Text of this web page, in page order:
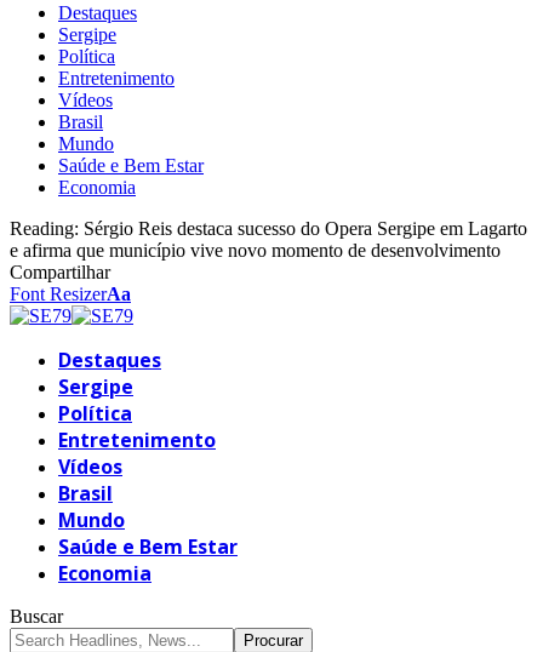
Destaques
Sergipe
Política
Entretenimento
Vídeos
Brasil
Mundo
Saúde e Bem Estar
Economia
Reading: Sérgio Reis destaca sucesso do Opera Sergipe em Lagarto
e afirma que município vive novo momento de desenvolvimento
Compartilhar
Font ResizerAa
Destaques
Sergipe
Política
Entretenimento
Vídeos
Brasil
Mundo
Saúde e Bem Estar
Economia
Buscar